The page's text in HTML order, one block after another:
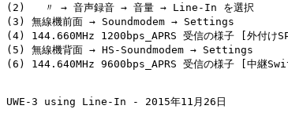
(2)   〃 → 音声録音 → 音量 → Line-In を選択
(3) 無線機前面 → Soundmodem → Settings
(4) 144.660MHz 1200bps_APRS 受信の様子 [外付け
(5) 無線機背面 → HS-Soundmodem → Settings
(6) 144.640MHz 9600bps_APRS 受信の様子 [中
UWE-3 using Line-In - 2015年11月26日